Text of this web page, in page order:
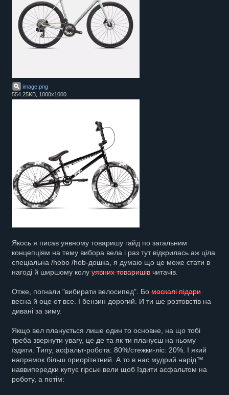
image png
554.25KB, 1000x1000
Якось я писав уявному товаришу гайд по загальним
концепціям на тему вибора вела і раз тут відкрилась аж ціла
спеціальна /hobo /hob-дошка, я думаю що це може стати в
нагоді й ширшому колу уявних товаришів читачів.
Отже, погнали "вибирати велосипед". Бо москалі підари
весна й оце от все. І бензин дорогий. И ти ше розтовстів на
дивані за зиму.
Якщо вел планується лише один то основне, на що тобі
треба звернути увагу, це де та як ти плануєш на ньому
їздити. Типу, асфальт-робота: 80%/стежки-ліс: 20%. І який
напрямок більш приорітетний. А то в нас мудрий нарід™
наввипередки купує гірські вели щоб їздити асфальтом на
роботу, а потім: